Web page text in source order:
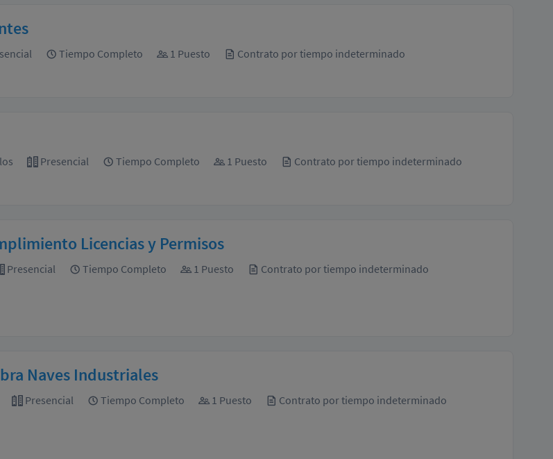
Tiempo Completo 1 Puesto Contrato por tiempo indeterminado
Presencial Tiempo Completo 1 Puesto Contrato por tiempo indeterminado
Licencias y Permisos
Presencial Tiempo Completo 1 Puesto
Contrato por tiempo indeterminado
Naves Industriales
Presencial Tiempo Completo 1 Puesto
Contrato por tiempo indeterminado